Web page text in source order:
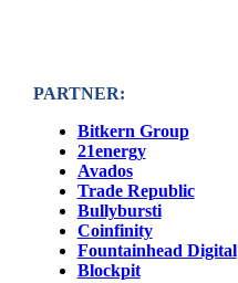
PARTNER:
Bitkern Group
21energy
Avados
Trade Republic
Bullybursti
Coinfinity
Fountainhead Digital
Blockpit